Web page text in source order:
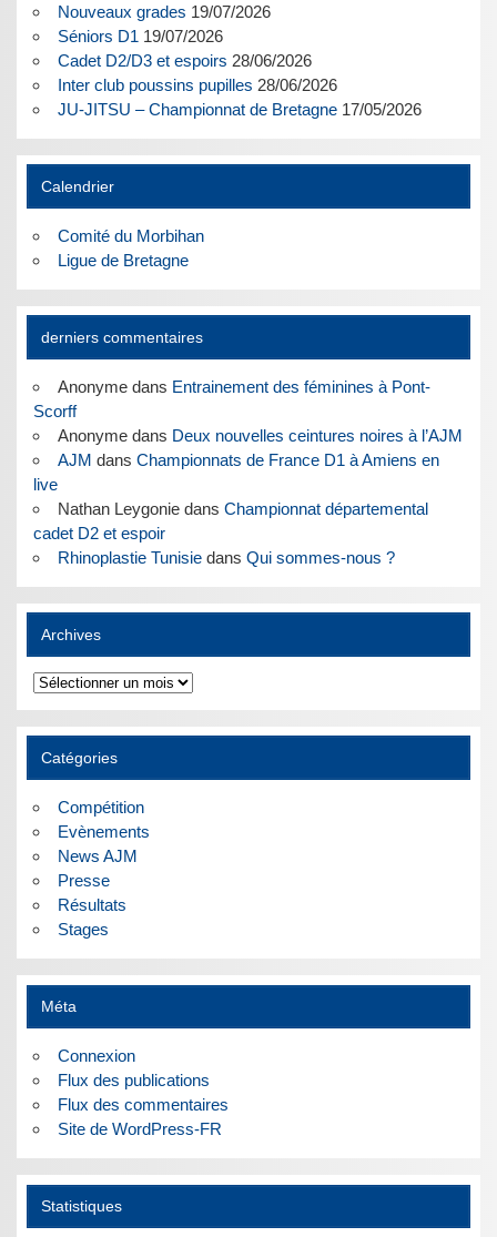
Nouveaux grades 19/07/2026
Séniors D1 19/07/2026
Cadet D2/D3 et espoirs 28/06/2026
Inter club poussins pupilles 28/06/2026
JU-JITSU – Championnat de Bretagne 17/05/2026
Calendrier
Comité du Morbihan
Ligue de Bretagne
derniers commentaires
Anonymedans Entrainement des féminines à Pont-
Scorff
Anonymedans Deux nouvelles ceintures noires à l’AJM
AJM dans Championnats de France D1 à Amiens en
live
Nathan Leygoniedans Championnat départemental
cadet D2 et espoir
Rhinoplastie Tunisiedans Qui sommes-nous ?
Archives
Archives
Catégories
Compétition
Evènements
News AJM
Presse
Résultats
Stages
Méta
Connexion
Flux des publications
Flux des commentaires
Site de WordPress-FR
Statistiques